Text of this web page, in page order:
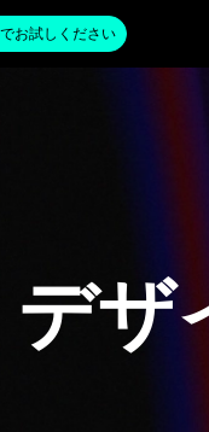
お試しください
ザ